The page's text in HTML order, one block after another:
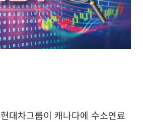
대차그룹이 캐나다에 수소연료